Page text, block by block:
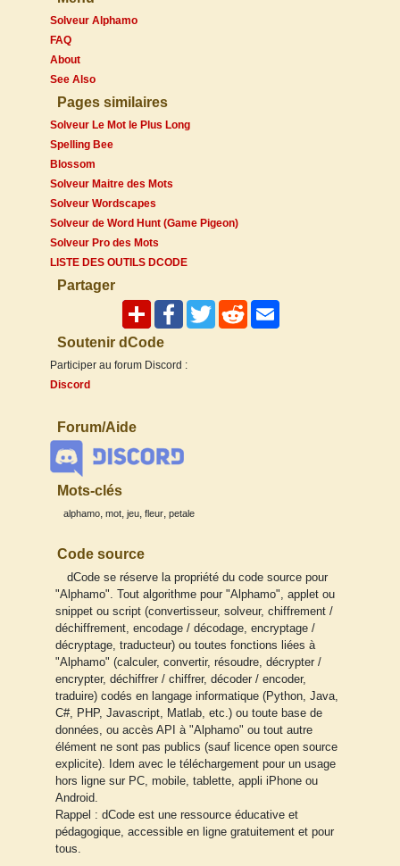
Solveur Alphamo
FAQ
About
See Also
Pages similaires
Solveur Le Mot le Plus Long
Spelling Bee
Blossom
Solveur Maitre des Mots
Solveur Wordscapes
Solveur de Word Hunt (Game Pigeon)
Solveur Pro des Mots
LISTE DES OUTILS DCODE
Partager
Soutenir dCode
Participer au forum Discord :
Discord
Forum/Aide
Mots-clés
alphamo mot jeu fleur petale
Code source
dCode se réserve la propriété du code source pour
"Alphamo". Tout algorithme pour "Alphamo", applet ou
snippet ou script (convertisseur, solveur, chiffrement /
déchiffrement, encodage / décodage, encryptage /
décryptage, traducteur) ou toutes fonctions liées à
"Alphamo" (calculer, convertir, résoudre, décrypter /
encrypter, déchiffrer / chiffrer, décoder / encoder,
traduire) codés en langage informatique (Python, Java,
C#, PHP, Javascript, Matlab, etc.) ou toute base de
données, ou accès API à "Alphamo" ou tout autre
élément ne sont pas publics (sauf licence open source
explicite). Idem avec le téléchargement pour un usage
hors ligne sur PC, mobile, tablette, appli iPhone ou
Android.
Rappel : dCode est une ressource éducative et
pédagogique, accessible en ligne gratuitement et pour
tous.